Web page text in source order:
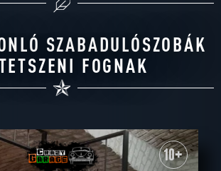
SZABADULÓSZOBÁK
FOGNAK
10+